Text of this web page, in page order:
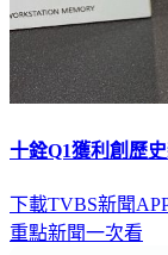
十銓Q1獲利創歷
下載TVBS新聞
重點新聞一次看